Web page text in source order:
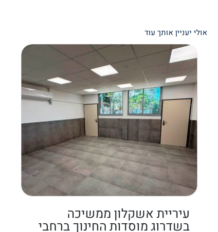
אולי יעניין אותך עוד
עיריית אשקלון ממשיכה
בשדרוג מוסדות החינוך ברחבי